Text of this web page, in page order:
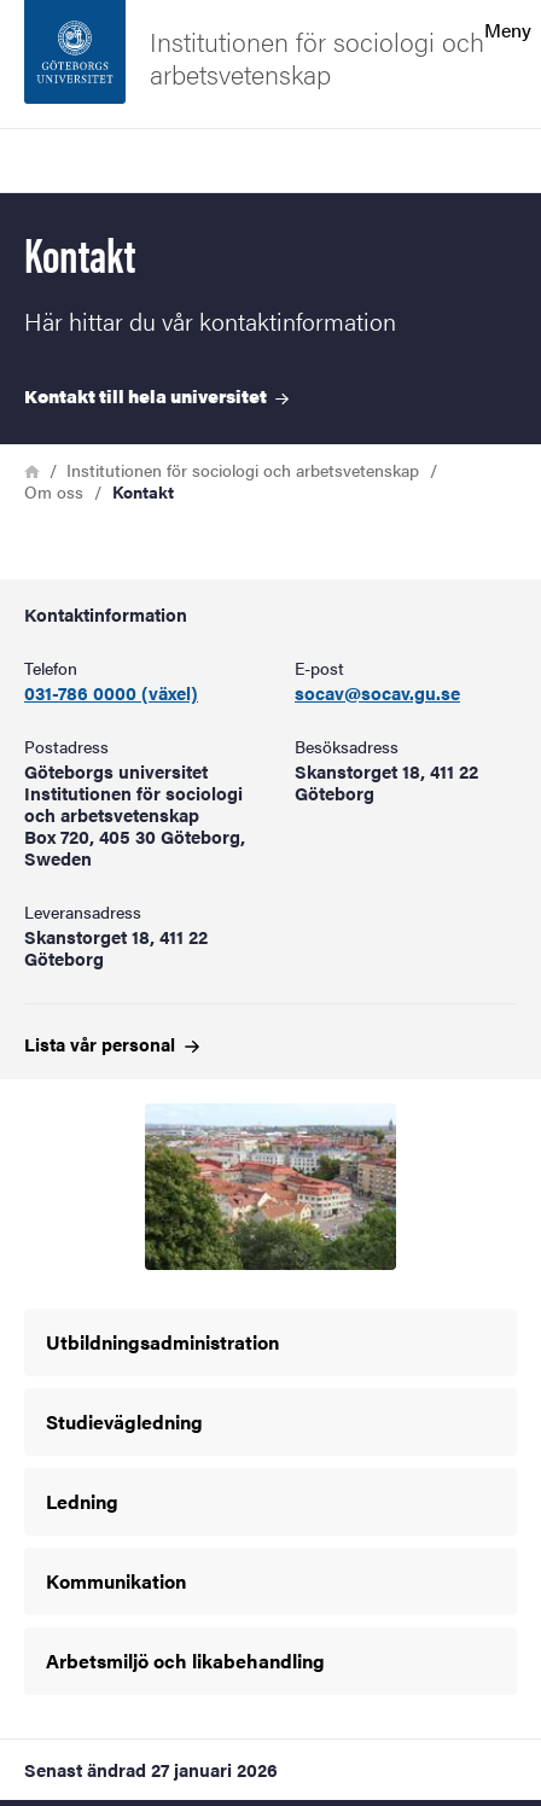
Sidfoten
Om webbplatsen
Meny
Institutionen för sociologi och
arbetsvetenskap
Kontakt
Här hittar du vår kontaktinformation
Kontakt till helauniversitet
Länkstig
HemInstitutionen för sociologi och arbetsvetenskap
Om oss
Kontakt
Kontaktinformation
Telefon
031-786 0000 (växel)
E-post
socav@socav.gu.se
Postadress
Göteborgs universitet
Institutionen för sociologi
och arbetsvetenskap
Box 720, 405 30 Göteborg,
Sweden
Besöksadress
Skanstorget 18, 411 22
Göteborg
Leveransadress
Skanstorget 18, 411 22
Göteborg
Lista vår personal
Bild
Utbildningsadministration
Studievägledning
Ledning
Kommunikation
Arbetsmiljö och likabehandling
Senast ändrad 27 januari 2026